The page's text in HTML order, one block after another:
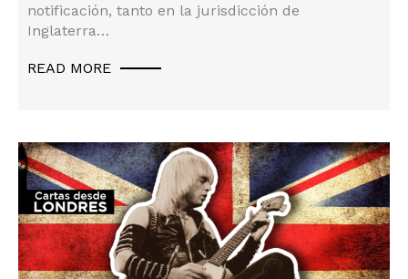
notificación, tanto en la jurisdicción de
Inglaterra…
READ MORE